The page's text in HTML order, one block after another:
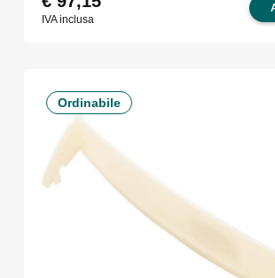
IVA inclusa
Ordinabile